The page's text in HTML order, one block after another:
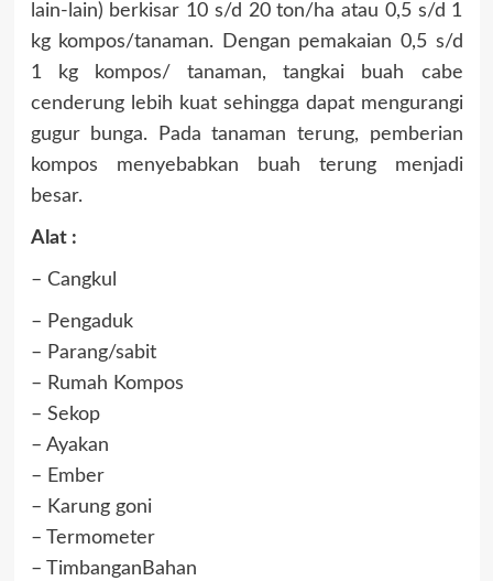
lain-lain) berkisar 10 s/d 20 ton/ha atau 0,5 s/d 1
kg kompos/tanaman. Dengan pemakaian 0,5 s/d
1 kg kompos/ tanaman, tangkai buah cabe
cenderung lebih kuat sehingga dapat mengurangi
gugur bunga. Pada tanaman terung, pemberian
kompos menyebabkan buah terung menjadi
besar.
Alat :
– Cangkul
– Pengaduk
– Parang/sabit
– Rumah Kompos
– Sekop
– Ayakan
– Ember
– Karung goni
– Termometer
– TimbanganBahan